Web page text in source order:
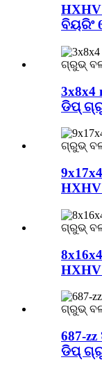
ବିୟରିଂ
3x8x4
ଡିପ୍
687-
ଡିପ୍